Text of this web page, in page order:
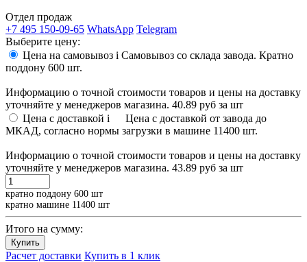
Отдел продаж
+7 495 150-09-65 WhatsApp Telegram
Выберите цену:
Цена на самовывоз i Самовывоз со склада завода. Кратно
поддону 600 шт.
Информацию о точной стоимости товаров и цены на доставку
уточняйте у менеджеров магазина. 40.89 руб за шт
Цена с доставкой i
Цена с доставкой от завода до
МКАД, согласно нормы загрузки в машине 11400 шт.
Информацию о точной стоимости товаров и цены на доставку
уточняйте у менеджеров магазина. 43.89 руб за шт
кратно поддону 600 шт
кратно машине 11400 шт
Итого на сумму:
Купить
Расчет доставки Купить в 1 клик